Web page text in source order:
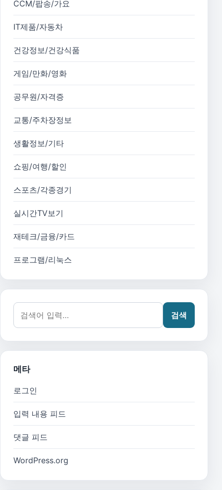
CCM/팝송/가요
IT제품/자동차
건강정보/건강식품
게임/만화/영화
공무원/자격증
교통/주차장정보
생활정보/기타
쇼핑/여행/할인
스포츠/각종경기
실시간TV보기
재테크/금융/카드
프로그램/리눅스
검색어:
검색
메타
로그인
입력 내용 피드
댓글 피드
WordPress.org